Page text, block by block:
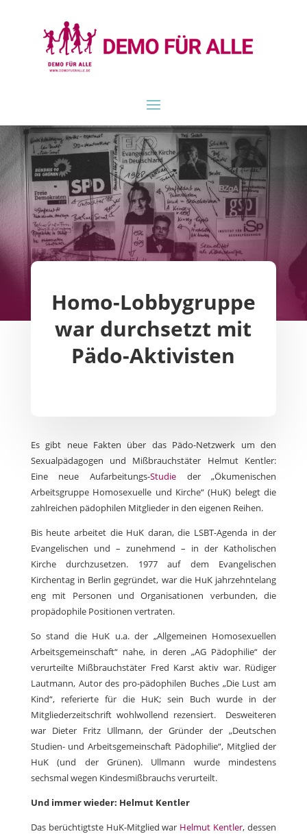
Homo-Lobbygruppe
war durchsetzt mit
Pädo-Aktivisten
Es gibt neue Fakten über das Pädo-Netzwerk um den
Sexualpädagogen und Mißbrauchstäter Helmut Kentler:
Eine neue Aufarbeitungs-Studie der „Ökumenischen
Arbeitsgruppe Homosexuelle und Kirche“ (HuK) belegt die
zahlreichen pädophilen Mitglieder in den eigenen Reihen.
Bis heute arbeitet die HuK daran, die LSBT-Agenda in der
Evangelischen und – zunehmend – in der Katholischen
Kirche durchzusetzen. 1977 auf dem Evangelischen
Kirchentag in Berlin gegründet, war die HuK jahrzehntelang
eng mit Personen und Organisationen verbunden, die
propädophile Positionen vertraten.
So stand die HuK u.a. der „Allgemeinen Homosexuellen
Arbeitsgemeinschaft“ nahe, in deren „AG Pädophilie“ der
verurteilte Mißbrauchstäter Fred Karst aktiv war. Rüdiger
Lautmann, Autor des pro-pädophilen Buches „Die Lust am
Kind“, referierte für die HuK; sein Buch wurde in der
Mitgliederzeitschrift wohlwollend rezensiert. Desweiteren
war Dieter Fritz Ullmann, der Gründer der „Deutschen
Studien- und Arbeitsgemeinschaft Pädophilie“, Mitglied der
HuK (und der Grünen). Ullmann wurde mindestens
sechsmal wegen Kindesmißbrauchs verurteilt.
Und immer wieder: Helmut Kentler
Das berüchtigtste HuK-Mitglied war Helmut Kentler, dessen